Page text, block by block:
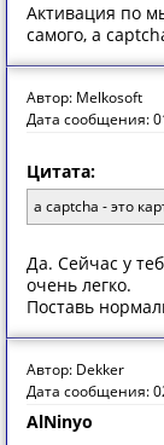
Активация по
самого, а
Автор: Melkosoft
Дата сообщения:
Цитата:
а captcha - это
Да. Сейчас у
очень легко.
Поставь
Автор: Dekker
Дата сообщения:
AlNinyo